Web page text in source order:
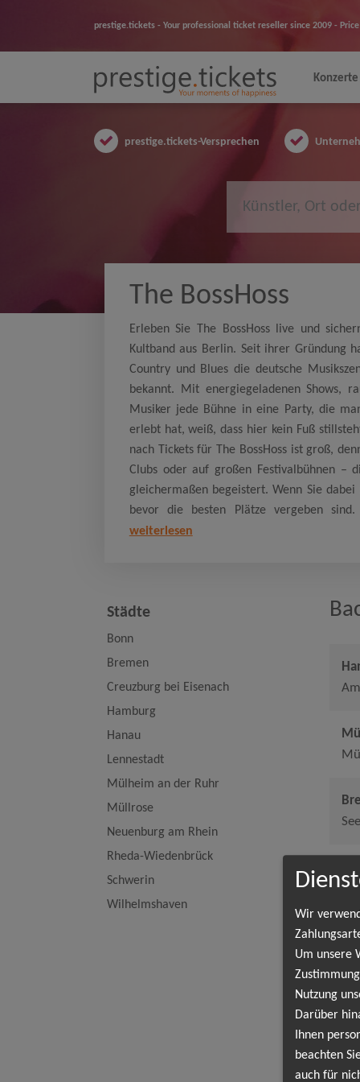
prestige.tickets - Your professional ticket reseller since 2009 -
Konzerte
prestige.tickets-Versprechen
The BossHoss
Erleben Sie The BossHoss live und
Kultband aus Berlin. Seit ihrer Gründung
Country und Blues die deutsche
bekannt. Mit energiegeladenen Shows,
Musiker jede Bühne in eine Party, die
erlebt hat, weiß, dass hier kein Fuß
nach Tickets für The BossHoss ist groß,
Clubs oder auf großen Festivalbühnen –
gleichermaßen begeistert. Wenn Sie
bevor die besten Plätze vergeben
weiterlesen
Städte
Bonn
Bremen
Creuzburg bei Eisenach
Hamburg
Hanau
Lennestadt
Mülheim an der Ruhr
Müllrose
Neuenburg am Rhein
Rheda-Wiedenbrück
Schwerin
Wilhelmshaven
Wir
Um unsere
Nutzung
Darüber
Ihnen
beachten
auch für